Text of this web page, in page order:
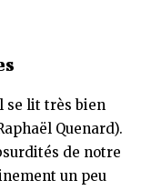
se lit très bien
Quenard).
de notre
un peu